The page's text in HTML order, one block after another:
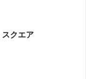
スクエア